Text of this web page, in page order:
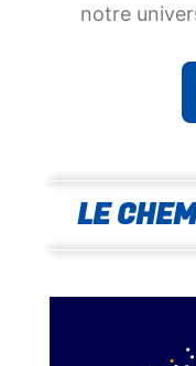
notre
LE